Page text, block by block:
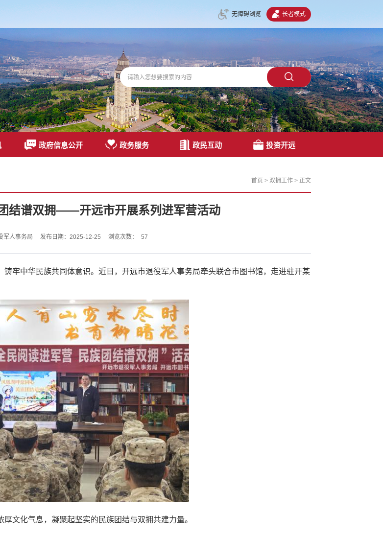
无障碍浏览 长者模式
政府信息公开 政务服务 政民互动 投资开远
首页 > 双拥工作 > 正文
结谱双拥——开远市开展系列进军营活动
军人事务局 发布日期：2025-12-25 浏览次数： 57
牢中华民族共同体意识。近日，开远市退役军人事务局牵头联合市图书馆，走进驻开某
文化气息，凝聚起坚实的民族团结与双拥共建力量。